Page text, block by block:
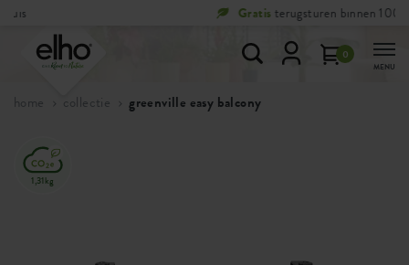
terugsturen binnen 100 dagen
0
MENU
home collectie greenville easy balcony
1,31kg